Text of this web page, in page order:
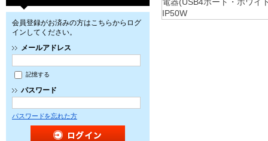
会員登録がお済みの方はこちらからログ
インしてください。
メールアドレス
記憶する
パスワード
パスワードを忘れた方